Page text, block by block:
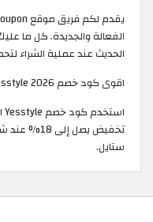
الحديث عند عملية الشراء
اقوى كود خصم Yesstyle 2026 الجديد والفعال حتى 18%
تخفيض يصل
ستايل.